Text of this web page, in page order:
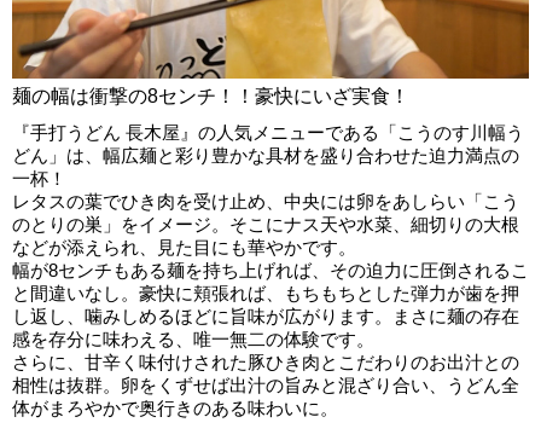
麺の幅は衝撃の8センチ！！豪快にいざ実食！
『手打うどん 長木屋』の人気メニューである「こうのす川幅う
どん」は、幅広麺と彩り豊かな具材を盛り合わせた迫力満点の
一杯！
レタスの葉でひき肉を受け止め、中央には卵をあしらい「こう
のとりの巣」をイメージ。そこにナス天や水菜、細切りの大根
などが添えられ、見た目にも華やかです。
幅が8センチもある麺を持ち上げれば、その迫力に圧倒されるこ
と間違いなし。豪快に頬張れば、もちもちとした弾力が歯を押
し返し、噛みしめるほどに旨味が広がります。まさに麺の存在
感を存分に味わえる、唯一無二の体験です。
さらに、甘辛く味付けされた豚ひき肉とこだわりのお出汁との
相性は抜群。卵をくずせば出汁の旨みと混ざり合い、うどん全
体がまろやかで奥行きのある味わいに。